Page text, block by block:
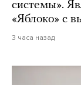
системы».
«Яблоко» с
3 часа назад